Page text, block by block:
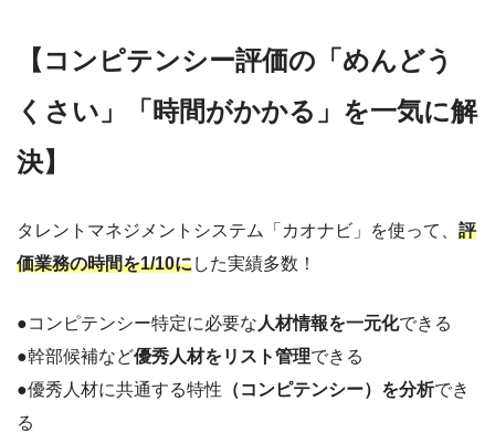
【コンピテンシー評価の「めんどう
くさい」「時間がかかる」を一気に解
決】
タレントマネジメントシステム「カオナビ」を使って、 評
価業務の時間を1/10にした実績多数！
●コンピテンシー特定に必要な 人材情報を一元化できる
●幹部候補など優秀人材をリスト管理できる
●優秀人材に共通する特性 （コンピテンシー）を分析でき
る